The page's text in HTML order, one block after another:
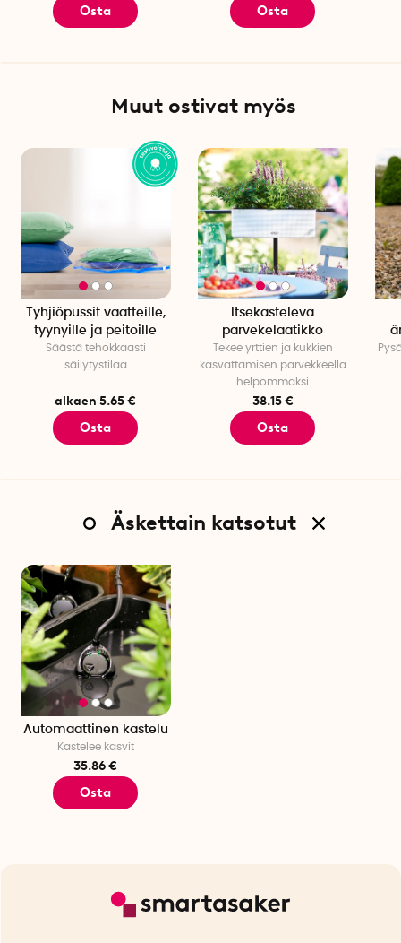
Osta Osta
Muut ostivat myös
Tyhjiöpussit vaatteille,
tyynyille ja peitoille
Säästä tehokkaasti
säilytystilaa
alkaen 5.65 €
Osta
Itsekasteleva
parvekelaatikko
Tekee yrttien ja kukkien
kasvattamisen parvekkeella
helpommaksi
38.15 €
Osta
Äskettain katsotut
Automaattinen kastelu
Kastelee kasvit
35.86 €
Osta